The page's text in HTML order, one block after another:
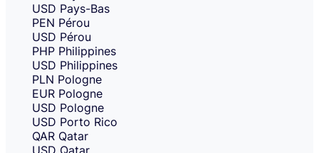
USD Pays-Bas
PEN Pérou
USD Pérou
PHP Philippines
USD Philippines
PLN Pologne
EUR Pologne
USD Pologne
USD Porto Rico
QAR Qatar